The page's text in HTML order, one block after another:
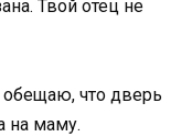
Твой отец не
что дверь
на маму.